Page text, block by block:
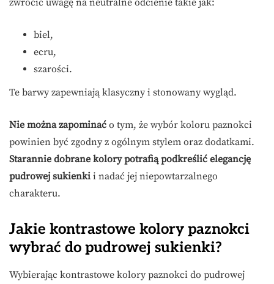
biel,
ecru,
szarości.
Te barwy zapewniają klasyczny i stonowany wygląd.
Nie można zapominać o tym, że wybór koloru paznokci
powinien być zgodny z ogólnym stylem oraz dodatkami.
Starannie dobrane kolory potrafią podkreślić elegancję
pudrowej sukienki i nadać jej niepowtarzalnego
charakteru.
Jakie kontrastowe kolory paznokci
wybrać do pudrowej sukienki?
Wybierając kontrastowe kolory paznokci do pudrowej